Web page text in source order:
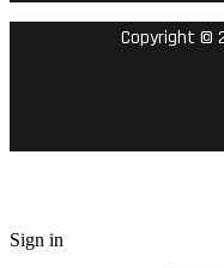
Copyright ©
Sign in